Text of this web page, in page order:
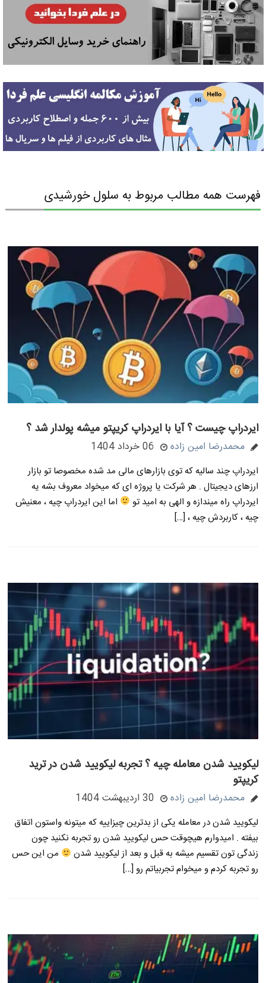
فهرست همه مطالب مربوط به سلول خورشیدی
ایردراپ چیست ؟ آیا با ایردراپ کریپتو میشه پولدار شد ؟
محمدرضا امین زاده 06 خرداد 1404
ایردراپ چند سالیه که توی بازارهای مالی مد شده مخصوصا تو بازار
ارزهای دیجیتال . هر شرکت یا پروژه ای که میخواد معروف بشه یه
ایردراپ راه میندازه و الهی به امید تو
اما این ایردراپ چیه ، معنیش
چیه ، کاربردش چیه ، […]
لیکویید شدن معامله چیه ؟ تجربه لیکویید شدن در ترید
کریپتو
محمدرضا امین زاده 30 اردیبهشت 1404
لیکویید شدن در معامله یکی از بدترین چیزاییه که میتونه واستون اتفاق
بیفته . امیدوارم هیچوقت حس لیکویید شدن رو تجربه نکنید چون
زندگی تون تقسیم میشه به قبل و بعد از لیکویید شدن
من این حس
رو تجربه کردم و میخوام تجربیاتم رو […]